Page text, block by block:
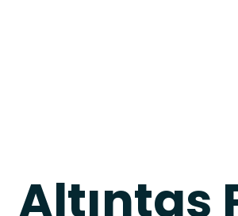
Altıntaş